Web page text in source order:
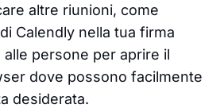
altre riunioni, come
Calendly nella tua firma
persone per aprire il
dove possono facilmente
desiderata.